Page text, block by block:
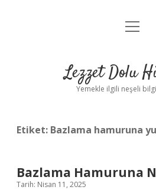
Anasayfa
Yasal Uyarı
menüyü
Lezzet Dolu
Yemekle ilgili neşeli
Etiket: Bazlama hamuruna
Bazlama Hamuruna
Tarih: Nisan 11, 2025